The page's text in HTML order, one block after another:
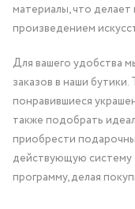
материалы, что
произведением
Для вашего удобства
заказов в наши
понравившиеся
также подобрать
приобрести
действующую систему
программу, делая